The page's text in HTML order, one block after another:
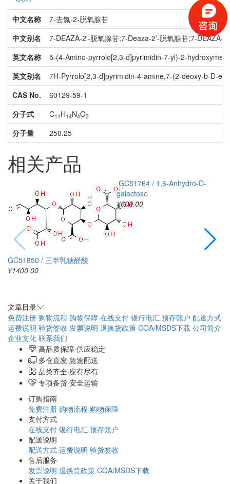
中文名称
7-去氮-2-脱氧腺苷
中文别名
7-DEAZA-2'-脱氧腺苷;7-Deaza-2’-脱氧腺苷;7-
英文名称
5-(4-Amino-pyrrolo[2,3-d]pyrimidin-7-yl)-2-
英文别名
7H-Pyrrolo[2,3-d]pyrimidin-4-amine,7-(2-deoxy-b-D-
CAS No.
60129-59-1
分子式
C11 H14N4O3
分子量 250.25
相关产品
GC51850 / 三半乳糖醛酸
¥1400.00
GC51764 / 1,6-Anhydro-D-
galactose
¥600.00
文章目录
免费注册 购物流程 购物保障 在线支付 银行电汇 预存账户 配送方式
运费说明 验货签收 发票说明 退换货政策 COA/MSDS下载 公司简介
企业文化 联系我们
高品质保障·供应稳定
多仓直发·急速配送
品类齐全·应有尽有
专项备货·安全运输
订购指南
免费注册 购物流程 购物保障
支付方式
在线支付 银行电汇 预存账户
配送说明
配送方式 运费说明 验货签收
售后服务
发票说明 退换货政策 COA/MSDS下载
关于我们